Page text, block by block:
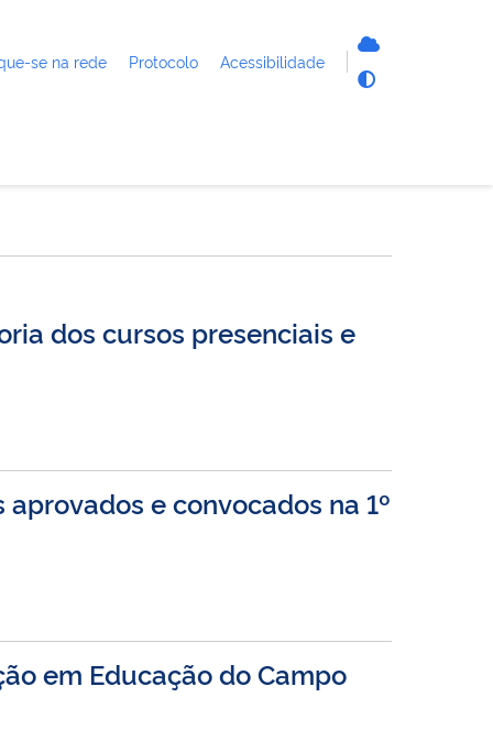
se na rede Protocolo Acessibilidade
dos cursos presenciais e
e convocados na 1º
em Educação do Campo